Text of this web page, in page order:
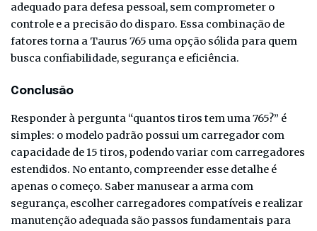
adequado para defesa pessoal, sem comprometer o
controle e a precisão do disparo. Essa combinação de
fatores torna a Taurus 765 uma opção sólida para quem
busca confiabilidade, segurança e eficiência.
Conclusão
Responder à pergunta “quantos tiros tem uma 765?” é
simples: o modelo padrão possui um carregador com
capacidade de 15 tiros, podendo variar com carregadores
estendidos. No entanto, compreender esse detalhe é
apenas o começo. Saber manusear a arma com
segurança, escolher carregadores compatíveis e realizar
manutenção adequada são passos fundamentais para